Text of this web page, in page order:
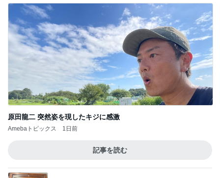
原田龍二 突然姿を現したキジに感激
Amebaトピックス 1日前
記事を読む